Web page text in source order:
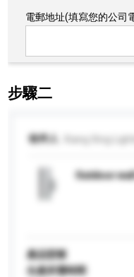
電郵地址(填寫您的公司
步驟二
收件人
Outdoor
產品型號
生產所需時間